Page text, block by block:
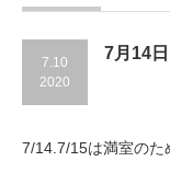
7.10
2020
7月14
7/14.7/15は満室のた